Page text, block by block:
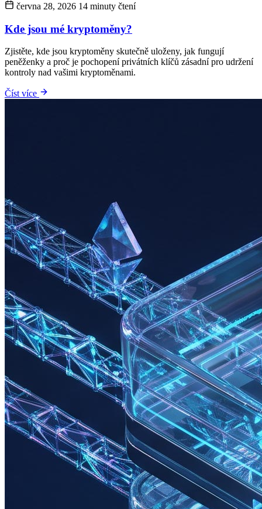
června 28, 2026 14 minuty čtení
Kde jsou mé kryptoměny?
Zjistěte, kde jsou kryptoměny skutečně uloženy, jak fungují
peněženky a proč je pochopení privátních klíčů zásadní pro udržení
kontroly nad vašimi kryptoměnami.
Číst více